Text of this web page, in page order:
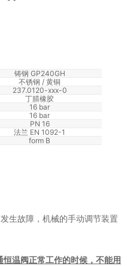
铸钢 GP240GH
不锈钢 / 黄铜
237.0120-xxx-0
丁腈橡胶
16 bar
16 bar
PN 16
法兰 EN 1092-1
form B
生故障，机械的手动调节装置
恒温阀正常工作的时候，不能用